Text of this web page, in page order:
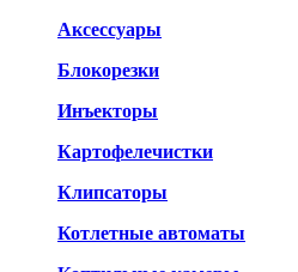
Аксессуары
Блокорезки
Инъекторы
Картофелечистки
Клипсаторы
Котлетные автоматы